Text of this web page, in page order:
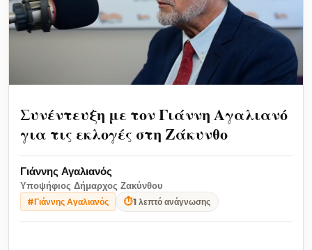
Συνέντευξη με τον Γιάννη Αγαλιανό
για τις εκλογές στη Ζάκυνθο
Γιάννης Αγαλιανός
Υποψήφιος Δήμαρχος Ζακύνθου
#Γιάννης Αγαλιανός ⏱1 λεπτό ανάγνωσης